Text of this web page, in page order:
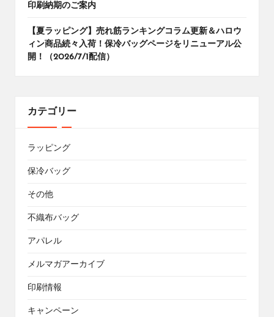
印刷納期のご案内
【夏ラッピング】売れ筋ランキングコラム更新＆ハロウ
ィン商品続々入荷！保冷バッグページをリニューアル公
開！（2026/7/1配信）
カテゴリー
ラッピング
保冷バッグ
その他
不織布バッグ
アパレル
メルマガアーカイブ
印刷情報
キャンペーン